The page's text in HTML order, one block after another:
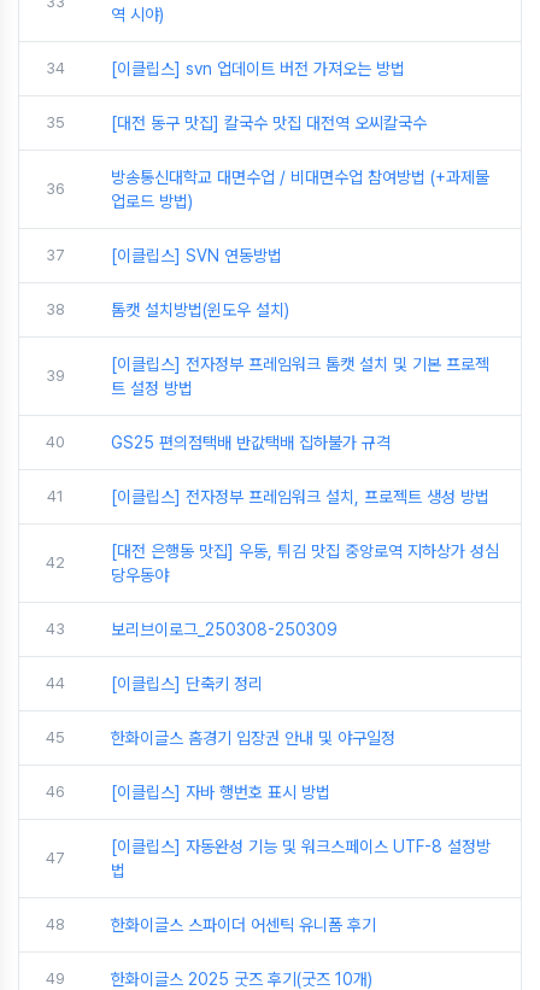
역 시야)
34 [이클립스] svn 업데이트 버전 가져오는 방법
35 [대전 동구 맛집] 칼국수 맛집 대전역 오씨칼국수
36
방송통신대학교 대면수업 / 비대면수업 참여방법 (+과제물
업로드 방법)
37 [이클립스] SVN 연동방법
38 톰캣 설치방법(윈도우 설치)
39
[이클립스] 전자정부 프레임워크 톰캣 설치 및 기본 프로젝
트 설정 방법
40 GS25 편의점택배 반값택배 집하불가 규격
41 [이클립스] 전자정부 프레임워크 설치, 프로젝트 생성 방법
42
[대전 은행동 맛집] 우동, 튀김 맛집 중앙로역 지하상가 성심
당우동야
43 보리브이로그_250308-250309
44 [이클립스] 단축키 정리
45 한화이글스 홈경기 입장권 안내 및 야구일정
46 [이클립스] 자바 행번호 표시 방법
47
[이클립스] 자동완성 기능 및 워크스페이스 UTF-8 설정방
법
48 한화이글스 스파이더 어센틱 유니폼 후기
49 한화이글스 2025 굿즈 후기(굿즈 10개)